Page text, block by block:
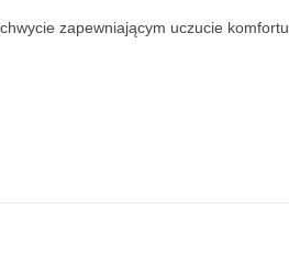
zapewniającym uczucie komfortu.